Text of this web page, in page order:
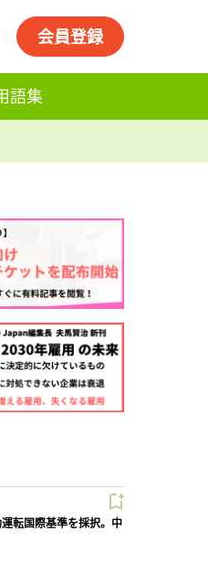
会員登録
語集
運転国際基準を採択。中